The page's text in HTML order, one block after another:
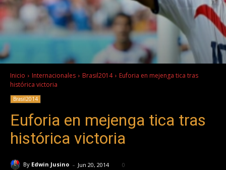
Inicio Internacionales Brasil2014
Euforia en mejenga tica tras
histórica victoria
Brasil2014
Euforia en mejenga tica tras
histórica victoria
By Edwin Jusino - Jun 20, 2014 0